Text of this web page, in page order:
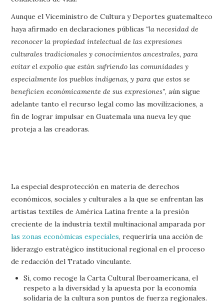
Aunque el Viceministro de Cultura y Deportes guatemalteco
haya afirmado en declaraciones públicas “la necesidad de
reconocer la propiedad intelectual de las expresiones
culturales tradicionales y conocimientos ancestrales, para
evitar el expolio que están sufriendo las comunidades y
especialmente los pueblos indígenas, y para que estos se
beneficien económicamente de sus expresiones”, aún sigue
adelante tanto el recurso legal como las movilizaciones, a
fin de lograr impulsar en Guatemala una nueva ley que
proteja a las creadoras.
La especial desprotección en materia de derechos
económicos, sociales y culturales a la que se enfrentan las
artistas textiles de América Latina frente a la presión
creciente de la industria textil multinacional amparada por
las zonas económicas especiales, requeriría una acción de
liderazgo estratégico institucional regional en el proceso
de redacción del Tratado vinculante.
Si, como recoge la Carta Cultural Iberoamericana, el
respeto a la diversidad y la apuesta por la economía
solidaria de la cultura son puntos de fuerza regionales.